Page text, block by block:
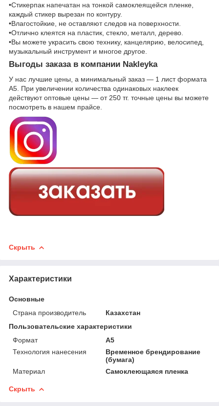
•Стикерпак напечатан на тонкой самоклеящейся пленке,
каждый стикер вырезан по контуру.
•Влагостойкие, не оставляют следов на поверхности.
•Отлично клеятся на пластик, стекло, металл, дерево.
•Вы можете украсить свою технику, канцелярию, велосипед,
музыкальный инструмент и многое другое.
Выгоды заказа в компании Nakleyka
У нас лучшие цены, а минимальный заказ — 1 лист формата
А5. При увеличении количества одинаковых наклеек
действуют оптовые цены — от 250 тг. точные цены вы можете
посмотреть в нашем прайсе.
Скрыть
Характеристики
Основные
Страна производитель
Казахстан
Пользовательские характеристики
Формат
А5
Технология нанесения
Временное брендирование
(бумага)
Материал
Самоклеющаяся пленка
Скрыть